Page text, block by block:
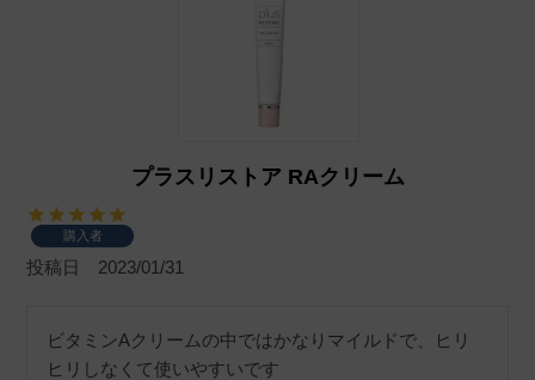
プラスリストア RAクリーム
購入者
投稿日 2023/01/31
ビタミンAクリームの中ではかなりマイルドで、ヒリ
ヒリしなくて使いやすいです